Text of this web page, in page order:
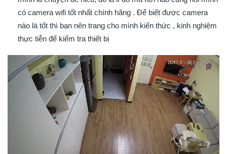
có camera wifi tốt nhất chính hãng . Để biết được camera
nào là tốt thì bạn nên trang cho mình kiến thức , kinh nghiệm
thực tiễn để kiểm tra thiết bị